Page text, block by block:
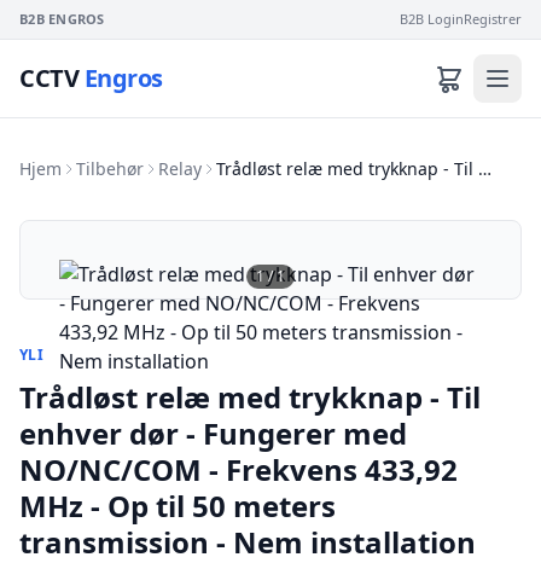
B2B ENGROS B2B LoginRegistrer
CCTVEngros
Hjem Tilbehør Relay Trådløst relæ med trykknap - Til …
1/1
YLI
Trådløst relæ med trykknap - Til
enhver dør - Fungerer med
NO/NC/COM - Frekvens 433,92
MHz - Op til 50 meters
transmission - Nem installation